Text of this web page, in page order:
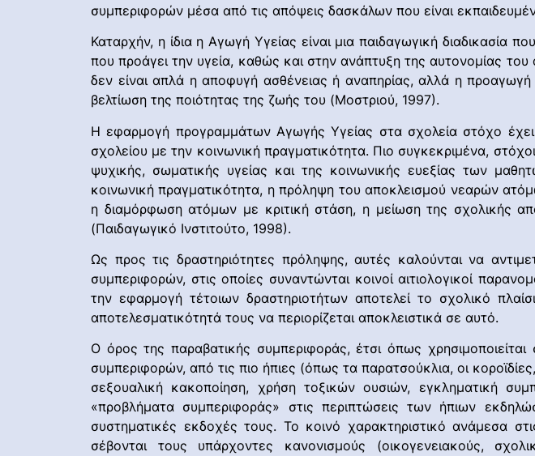
συμπεριφορών μέσα από τις απόψεις δασκάλων που είναι
Καταρχήν, η ίδια η Αγωγή Υγείας είναι μια παιδαγωγική διαδικασία
που προάγει την υγεία, καθώς και στην ανάπτυξη της αυτονομίας
δεν είναι απλά η αποφυγή ασθένειας ή αναπηρίας, αλλά η
βελτίωση της ποιότητας της ζωής του (Μοστριού, 1997).
Η εφαρμογή προγραμμάτων Αγωγής Υγείας στα σχολεία στόχο
σχολείου με την κοινωνική πραγματικότητα. Πιο συγκεκριμένα,
ψυχικής, σωματικής υγείας και της κοινωνικής ευεξίας των
κοινωνική πραγματικότητα, η πρόληψη του αποκλεισμού νεαρών
η διαμόρφωση ατόμων με κριτική στάση, η μείωση της σχολικής
(Παιδαγωγικό Ινστιτούτο, 1998).
Ως προς τις δραστηριότητες πρόληψης, αυτές καλούνται να
συμπεριφορών, στις οποίες συναντώνται κοινοί αιτιολογικοί
την εφαρμογή τέτοιων δραστηριοτήτων αποτελεί το σχολικό
αποτελεσματικότητά τους να περιορίζεται αποκλειστικά σε αυτό.
Ο όρος της παραβατικής συμπεριφοράς, έτσι όπως
συμπεριφορών, από τις πιο ήπιες (όπως τα παρατσούκλια, οι
σεξουαλική κακοποίηση, χρήση τοξικών ουσιών, εγκληματική
«προβλήματα συμπεριφοράς» στις περιπτώσεις των ήπιων
συστηματικές εκδοχές τους. Το κοινό χαρακτηριστικό ανάμεσα
σέβονται τους υπάρχοντες κανονισμούς (οικογενειακούς,